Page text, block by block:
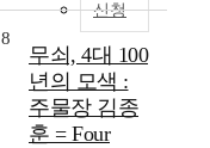
신청
8
무쇠, 4대 100
년의 모색 :
주물장 김종
훈 = Four